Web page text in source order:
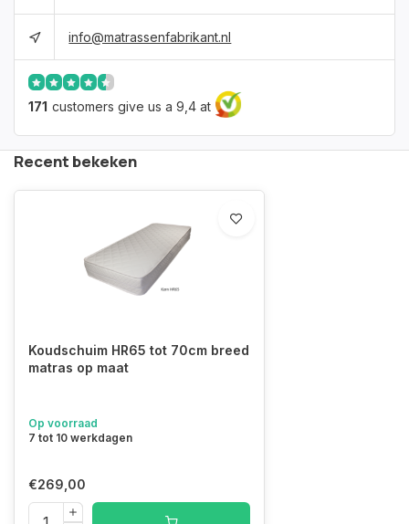
info@matrassenfabrikant.nl
171 customers give us a 9,4 at
Recent bekeken
Koudschuim HR65 tot 70cm breed
matras op maat
Op voorraad
7 tot 10 werkdagen
€269,00